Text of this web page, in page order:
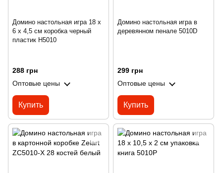
Домино настольная игра 18 х
6 х 4,5 см коробка черный
пластик H5010
288 грн
Оптовые цены
Купить
Домино настольная игра в
деревянном пенале 5010D
299 грн
Оптовые цены
Купить